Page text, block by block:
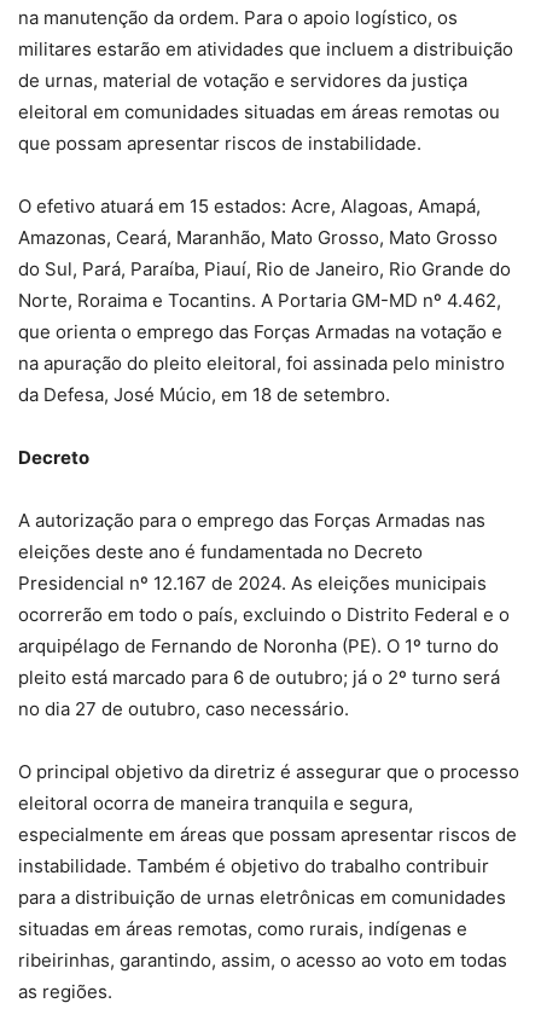
na manutenção da ordem. Para o apoio logístico, os
militares estarão em atividades que incluem a distribuição
de urnas, material de votação e servidores da justiça
eleitoral em comunidades situadas em áreas remotas ou
que possam apresentar riscos de instabilidade.
O efetivo atuará em 15 estados: Acre, Alagoas, Amapá,
Amazonas, Ceará, Maranhão, Mato Grosso, Mato Grosso
do Sul, Pará, Paraíba, Piauí, Rio de Janeiro, Rio Grande do
Norte, Roraima e Tocantins. A Portaria GM-MD nº 4.462,
que orienta o emprego das Forças Armadas na votação e
na apuração do pleito eleitoral, foi assinada pelo ministro
da Defesa, José Múcio, em 18 de setembro.
Decreto
A autorização para o emprego das Forças Armadas nas
eleições deste ano é fundamentada no Decreto
Presidencial nº 12.167 de 2024. As eleições municipais
ocorrerão em todo o país, excluindo o Distrito Federal e o
arquipélago de Fernando de Noronha (PE). O 1º turno do
pleito está marcado para 6 de outubro; já o 2º turno será
no dia 27 de outubro, caso necessário.
O principal objetivo da diretriz é assegurar que o processo
eleitoral ocorra de maneira tranquila e segura,
especialmente em áreas que possam apresentar riscos de
instabilidade. Também é objetivo do trabalho contribuir
para a distribuição de urnas eletrônicas em comunidades
situadas em áreas remotas, como rurais, indígenas e
ribeirinhas, garantindo, assim, o acesso ao voto em todas
as regiões.